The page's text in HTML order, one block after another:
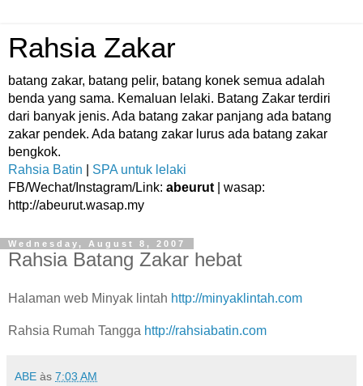
Rahsia Zakar
batang zakar, batang pelir, batang konek semua adalah
benda yang sama. Kemaluan lelaki. Batang Zakar terdiri
dari banyak jenis. Ada batang zakar panjang ada batang
zakar pendek. Ada batang zakar lurus ada batang zakar
bengkok.
Rahsia Batin
SPA untuk lelaki
FB/Wechat/Instagram/Link: abeurut | wasap:
http://abeurut.wasap.my
Wednesday, August 8, 2007
Rahsia Batang Zakar hebat
Halaman web Minyak lintah http://minyaklintah.com
Rahsia Rumah Tangga http://rahsiabatin.com
ABE às 7:03 AM